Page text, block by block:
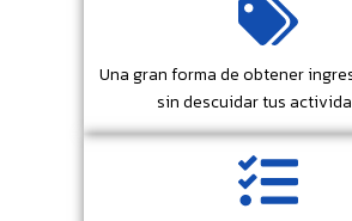
Una gran forma de obtener
sin descuidar tus